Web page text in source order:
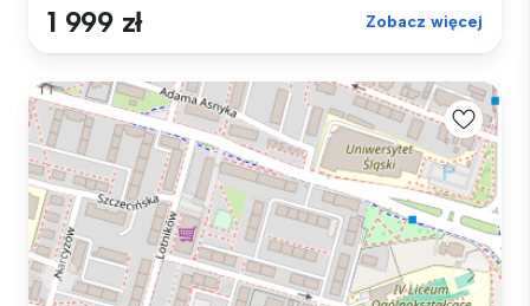
1 999 zł Zobacz więcej